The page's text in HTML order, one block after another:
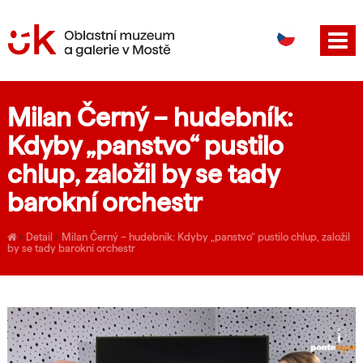
EN
Milan Černý – hudebník:
Kdyby „panstvo“ pustilo
chlup, založil by se tady
barokní orchestr
› Detail › Milan Černý – hudebník: Kdyby „panstvo“ pustilo chlup, založil
by se tady barokní orchestr